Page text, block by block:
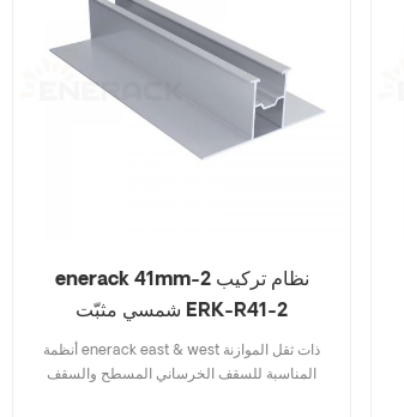
التثبيت، مما يجعله أكثر سهولة وملاءمة وأكثر كفاءة
وأسرع، ويمكن أن يقلل بشكل فعال من تكلفة
المشروع بأكمله. المشبك الداخلي للساق الخلفية
المبتكر أكثر ملاءمة للتركيب ويجعل الأنظمة بأكملها
enerack 41mm-2 نظام تركيب
شمسي مثبّت ERK-R41-2
أنظمة enerack east & west ذات ثقل الموازنة
المناسبة للسقف الخرساني المسطح والسقف